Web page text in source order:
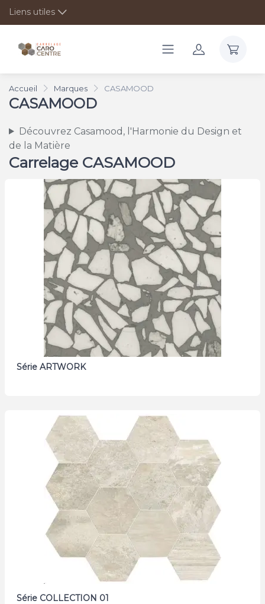
Liens utiles
Accueil Marques CASAMOOD
CASAMOOD
Découvrez Casamood, l'Harmonie du Design et
de la Matière
Carrelage CASAMOOD
Série ARTWORK
Série COLLECTION 01